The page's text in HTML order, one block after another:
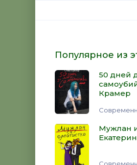
Популярное из
50 дней
Крамер
Мужлан